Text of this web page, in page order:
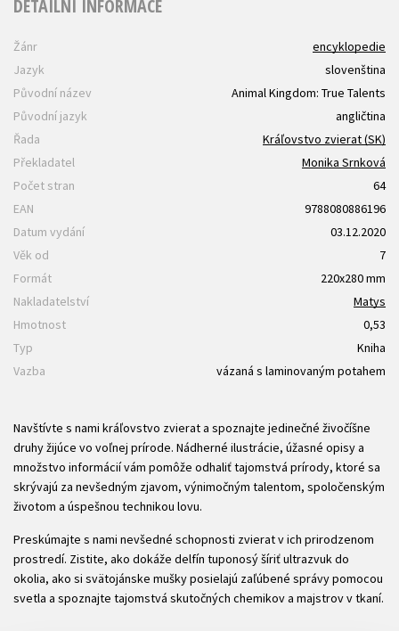
DETAILNÍ INFORMACE
Žánr
encyklopedie
Jazyk
slovenština
Původní název
Animal Kingdom: True Talents
Původní jazyk
angličtina
Řada
Kráľovstvo zvierat (SK)
Překladatel
Monika Srnková
Počet stran
64
EAN
9788080886196
Datum vydání
03.12.2020
Věk od
7
Formát
220x280 mm
Nakladatelství
Matys
Hmotnost
0,53
Typ
Kniha
Vazba
vázaná s laminovaným potahem
Navštívte s nami kráľovstvo zvierat a spoznajte jedinečné živočíšne
druhy žijúce vo voľnej prírode. Nádherné ilustrácie, úžasné opisy a
množstvo informácií vám pomôže odhaliť tajomstvá prírody, ktoré sa
skrývajú za nevšedným zjavom, výnimočným talentom, spoločenským
životom a úspešnou technikou lovu.
Preskúmajte s nami nevšedné schopnosti zvierat v ich prirodzenom
prostredí. Zistite, ako dokáže delfín tuponosý šíriť ultrazvuk do
okolia, ako si svätojánske mušky posielajú zaľúbené správy pomocou
svetla a spoznajte tajomstvá skutočných chemikov a majstrov v tkaní.